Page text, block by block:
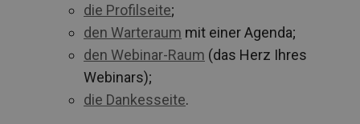
die Profilseite;
den Warteraum mit einer Agenda;
den Webinar-Raum (das Herz Ihres
Webinars);
die Dankesseite.